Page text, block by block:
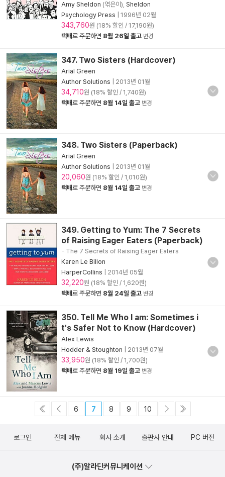
Amy Sheldon (엮은이), Sheldon
Psychology Press
1996년 02월
343,760원 (18% 할인 / 17,190원)
택배로 주문하면 8월 26일 출고 변경
347. Two Sisters (Hardcover)
Arial Green
Author Solutions
2013년 01월
34,710원 (18% 할인 / 1,740원)
택배로 주문하면 8월 14일 출고 변경
348. Two Sisters (Paperback)
Arial Green
Author Solutions
2013년 01월
20,060원 (18% 할인 / 1,010원)
택배로 주문하면 8월 14일 출고 변경
349. Getting to Yum: The 7 Secrets
of Raising Eager Eaters (Paperback)
- The 7 Secrets of Raising Eager Eaters
Karen Le Billon
HarperCollins
2014년 05월
32,220원 (18% 할인 / 1,620원)
택배로 주문하면 8월 24일 출고 변경
350. Tell Me Who I am: Sometimes i
t's Safer Not to Know (Hardcover)
Alex Lewis
Hodder & Stoughton
2013년 07월
33,950원 (18% 할인 / 1,700원)
택배로 주문하면 8월 19일 출고 변경
6 7 8 9 10
로그인 전체 메뉴 회사 소개 출판사 안내 PC 버전
(주)알라딘커뮤니케이션